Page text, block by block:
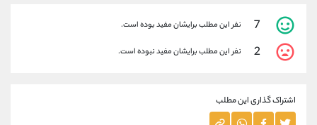
7 نفر این مطلب برایشان مفید بوده است.
2 نفر این مطلب برایشان مفید نبوده است.
اشتراک گذاری این مطلب